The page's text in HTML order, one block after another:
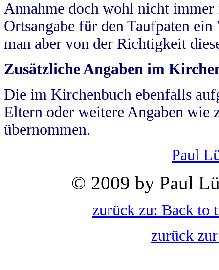
Annahme doch wohl nicht
Ortsangabe für den Taufpaten
man aber von der Richtigkeit
Zusätzliche Angaben im
Die im Kirchenbuch ebenfalls
Eltern oder weitere Angaben wie
übernommen.
Paul
© 2009 by Paul
zurück zu: Back to
zurück